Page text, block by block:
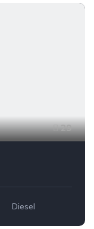
29
Diesel